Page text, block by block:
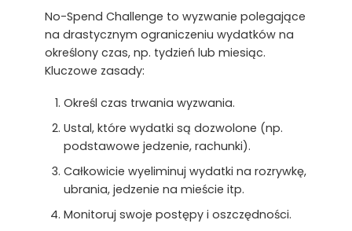
No-Spend Challenge to wyzwanie polegające
na drastycznym ograniczeniu wydatków na
określony czas, np. tydzień lub miesiąc.
Kluczowe zasady:
Określ czas trwania wyzwania.
Ustal, które wydatki są dozwolone (np.
podstawowe jedzenie, rachunki).
Całkowicie wyeliminuj wydatki na rozrywkę,
ubrania, jedzenie na mieście itp.
Monitoruj swoje postępy i oszczędności.